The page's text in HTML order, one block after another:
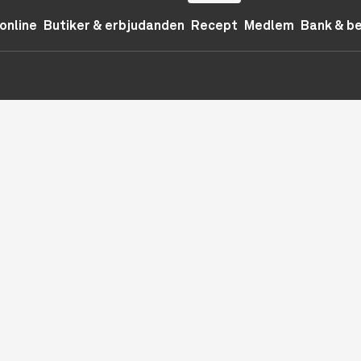
Butiker & erbjudanden Recept Medlem Bank &